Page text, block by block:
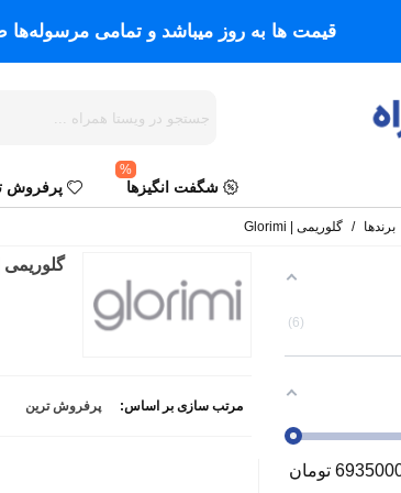
قیمت ها به روز میباشد و تمامی
شگفت انگیزها
%
پرفروش
برندها / گلوریمی | Glorimi
6
تومان
گلوریمی | Glorimi
مرتب سازی بر اساس: پرفروش ترین